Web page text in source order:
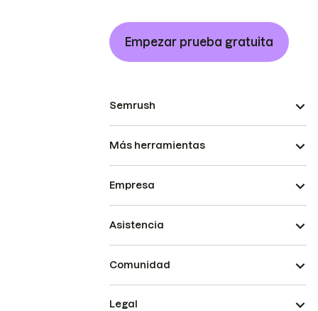
Empezar prueba gratuita
Semrush
Más herramientas
Empresa
Asistencia
Comunidad
Legal